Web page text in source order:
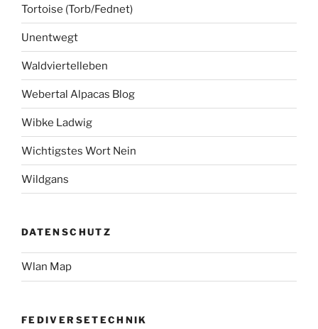
Tortoise (Torb/Fednet)
Unentwegt
Waldviertelleben
Webertal Alpacas Blog
Wibke Ladwig
Wichtigstes Wort Nein
Wildgans
DATENSCHUTZ
Wlan Map
FEDIVERSETECHNIK